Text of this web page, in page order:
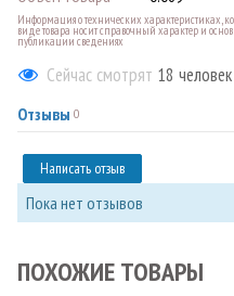
Информация о технических характеристиках,
виде товара носит справочный характер и
публикации сведениях
Сейчас смотрят 18 человек
Отзывы 0
Написать отзыв
Пока нет отзывов
ПОХОЖИЕ ТОВАРЫ